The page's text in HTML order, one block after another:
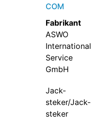
COM
Fabrikant
ASWO
International
Service
GmbH
Jack-
steker/Jack-
steker